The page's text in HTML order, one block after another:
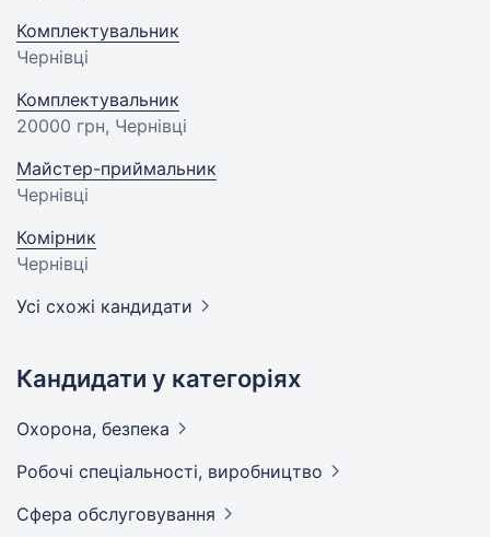
Комплектувальник
Чернівці
Комплектувальник
20000 грн, Чернівці
Майстер-приймальник
Чернівці
Комірник
Чернівці
Усі схожі кандидати
Кандидати у категоріях
Охорона, безпека
Робочі спеціальності, виробництво
Сфера обслуговування